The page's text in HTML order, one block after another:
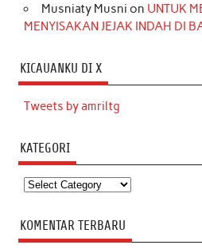
Musniaty Musni on UNTUK
MENYISAKAN JEJAK INDAH DI
KICAUANKU DI X
Tweets by amriltg
KATEGORI
Kategori
KOMENTAR TERBARU